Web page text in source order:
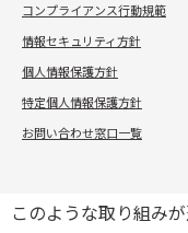
コンプライアンス行動規範
情報セキュリティ方針
個人情報保護方針
特定個人情報保護方針
お問い合わせ窓口一覧
ポートし、エンゲー
＝ 健康な組織づくり
健康経営の実
このような取り組み